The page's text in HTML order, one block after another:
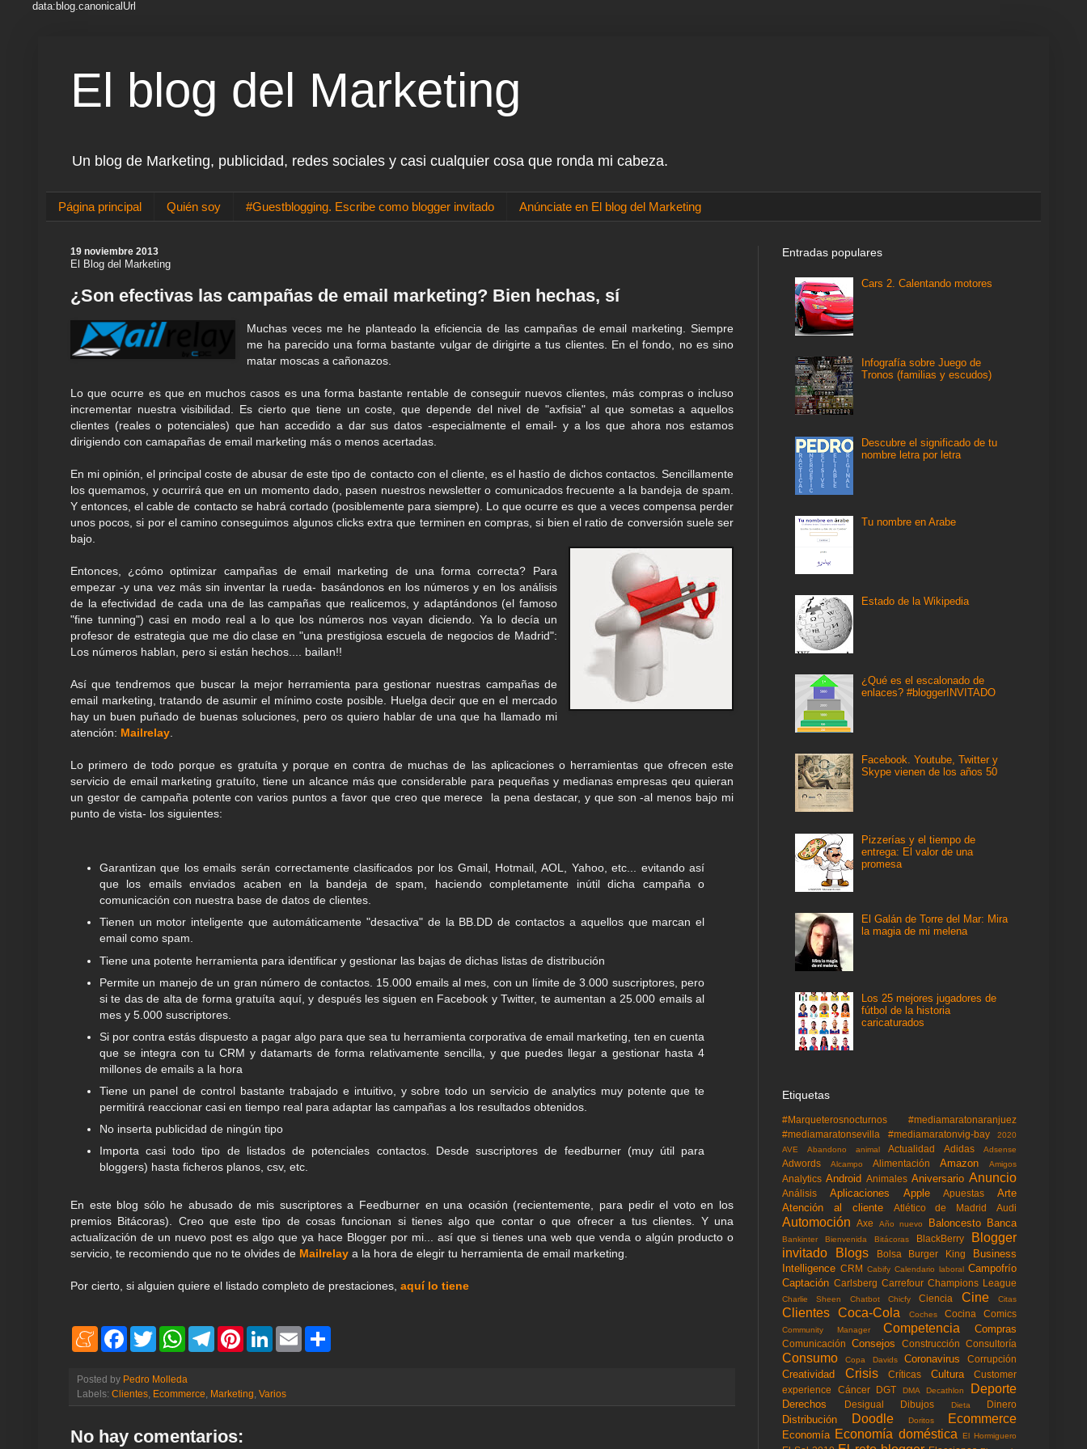
data:blog.canonicalUrl
El blog del Marketing
Un blog de Marketing, publicidad, redes sociales y casi cualquier cosa que ronda mi cabeza.
Página principal Quién soy #Guestblogging. Escribe como blogger invitado Anúnciate en El blog del Marketing
19 noviembre 2013
El Blog del Marketing
¿Son efectivas las campañas de email marketing? Bien hechas, sí
Muchas veces me he planteado la eficiencia de las campañas de email marketing. Siempre
me ha parecido una forma bastante vulgar de dirigirte a tus clientes. En el fondo, no es sino
matar moscas a cañonazos.
Lo que ocurre es que en muchos casos es una forma bastante rentable de conseguir nuevos clientes, más compras o incluso
incrementar nuestra visibilidad. Es cierto que tiene un coste, que depende del nivel de "axfisia" al que sometas a aquellos
clientes (reales o potenciales) que han accedido a dar sus datos -especialmente el email- y a los que ahora nos estamos
dirigiendo con camapañas de email marketing más o menos acertadas.
En mi opinión, el principal coste de abusar de este tipo de contacto con el cliente, es el hastío de dichos contactos. Sencillamente
los quemamos, y ocurrirá que en un momento dado, pasen nuestros newsletter o comunicados frecuente a la bandeja de spam.
Y entonces, el cable de contacto se habrá cortado (posiblemente para siempre). Lo que ocurre es que a veces compensa perder
unos pocos, si por el camino conseguimos algunos clicks extra que terminen en compras, si bien el ratio de conversión suele ser
bajo.
Entonces, ¿cómo optimizar campañas de email marketing de una forma correcta? Para
empezar -y una vez más sin inventar la rueda- basándonos en los números y en los análisis
de la efectividad de cada una de las campañas que realicemos, y adaptándonos (el famoso
"fine tunning") casi en modo real a lo que los números nos vayan diciendo. Ya lo decía un
profesor de estrategia que me dio clase en "una prestigiosa escuela de negocios de Madrid":
Los números hablan, pero si están hechos.... bailan!!
Así que tendremos que buscar la mejor herramienta para gestionar nuestras campañas de
email marketing, tratando de asumir el mínimo coste posible. Huelga decir que en el mercado
hay un buen puñado de buenas soluciones, pero os quiero hablar de una que ha llamado mi
atención: Mailrelay
Lo primero de todo porque es gratuíta y porque en contra de muchas de las aplicaciones o herramientas que ofrecen este
servicio de email marketing gratuíto, tiene un alcance más que considerable para pequeñas y medianas empresas qeu quieran
un gestor de campaña potente con varios puntos a favor que creo que merece la pena destacar, y que son -al menos bajo mi
punto de vista- los siguientes:
Garantizan que los emails serán correctamente clasificados por los Gmail, Hotmail, AOL, Yahoo, etc... evitando así
que los emails enviados acaben en la bandeja de spam, haciendo completamente inútil dicha campaña o
comunicación con nuestra base de datos de clientes.
Tienen un motor inteligente que automáticamente "desactiva" de la BB.DD de contactos a aquellos que marcan el
email como spam.
Tiene una potente herramienta para identificar y gestionar las bajas de dichas listas de distribución
Permite un manejo de un gran número de contactos. 15.000 emails al mes, con un límite de 3.000 suscriptores, pero
si te das de alta de forma gratuíta aquí, y después les siguen en Facebook y Twitter, te aumentan a 25.000 emails al
mes y 5.000 suscriptores.
Si por contra estás dispuesto a pagar algo para que sea tu herramienta corporativa de email marketing, ten en cuenta
que se integra con tu CRM y datamarts de forma relativamente sencilla, y que puedes llegar a gestionar hasta 4
millones de emails a la hora
Tiene un panel de control bastante trabajado e intuitivo, y sobre todo un servicio de analytics muy potente que te
permitirá reaccionar casi en tiempo real para adaptar las campañas a los resultados obtenidos.
No inserta publicidad de ningún tipo
Importa casi todo tipo de listados de potenciales contactos. Desde suscriptores de feedburner (muy útil para
bloggers) hasta ficheros planos, csv, etc.
En este blog sólo he abusado de mis suscriptores a Feedburner en una ocasión (recientemente, para pedir el voto en los
premios Bitácoras). Creo que este tipo de cosas funcionan si tienes algo que contar o que ofrecer a tus clientes. Y una
actualización de un nuevo post es algo que ya hace Blogger por mi... así que si tienes una web que venda o algún producto o
servicio, te recomiendo que no te olvides de Mailrelay a la hora de elegir tu herramienta de email marketing.
Por cierto, si alguien quiere el listado completo de prestaciones, aquí lo tiene
M
a
m
e
F
b
o
o
T
w
t
e
r
W
s
A
p
T
r
a
P
r
e
L
d
I
E
Posted by Pedro Molleda
Labels: Clientes Ecommerce Marketing Varios
No hay comentarios:
Entradas populares
Cars 2. Calentando motores
Infografía sobre Juego de
Tronos (familias y escudos)
Descubre el significado de tu
nombre letra por letra
Tu nombre en Arabe
Estado de la Wikipedia
¿Qué es el escalonado de
enlaces? #bloggerINVITADO
Facebook. Youtube, Twitter y
Skype vienen de los años 50
Pizzerías y el tiempo de
entrega: El valor de una
promesa
El Galán de Torre del Mar: Mira
la magia de mi melena
Los 25 mejores jugadores de
fútbol de la historia
caricaturados
Etiquetas
#Marqueterosnocturnos
#mediamaratonaranjuez
#mediamaratonsevilla
#mediamaratonvig-bay
2020
AVE
Abandono animal Actualidad Adidas Adsense
Adwords Alcampo Alimentación Amazon Amigos
Analytics Android Animales Aniversario Anuncio
Análisis Aplicaciones Apple Apuestas
Arte
Atención al cliente
Atlético de Madrid Audi
Automoción Axe Año nuevo Baloncesto Banca
Bankinter Bienvenida Bitácoras BlackBerry
Blogger
invitado
Blogs Bolsa Burger King
Business
Intelligence CRM Cabify Calendario laboral Campofrío
Captación Carlsberg Carrefour Champions League
Charlie Sheen Chatbot Chicfy Ciencia Cine Citas
Clientes Coca-Cola Coches Cocina Comics
Community Manager Competencia Compras
Comunicación Consejos Construcción Consultoría
Consumo Copa Davids Coronavirus Corrupción
Creatividad Crisis Críticas Cultura
Customer
experience
Cáncer DGT DMA Decathlon Deporte
Derechos Desigual Dibujos Dieta Dinero
Distribución Doodle Doritos Ecommerce
Economía Economía doméstica El Hormiguero